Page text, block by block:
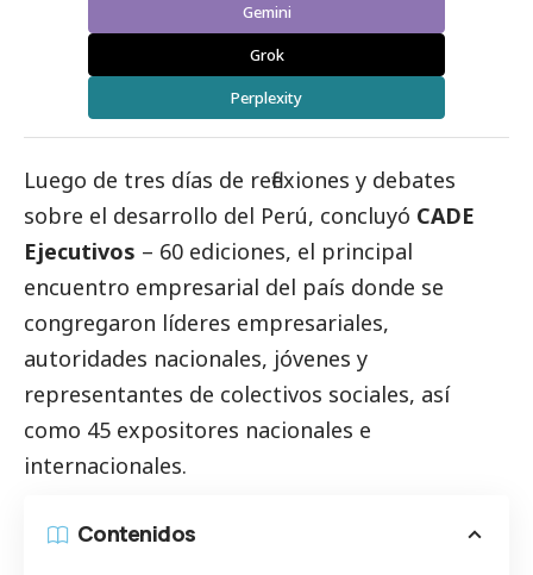
Gemini
Grok
Perplexity
Luego de tres días de reflexiones y debates
sobre el desarrollo del Perú, concluyó CADE
Ejecutivos – 60 ediciones, el principal
encuentro empresarial del país donde se
congregaron líderes empresariales,
autoridades nacionales, jóvenes y
representantes de colectivos sociales, así
como 45 expositores nacionales e
internacionales.
Contenidos